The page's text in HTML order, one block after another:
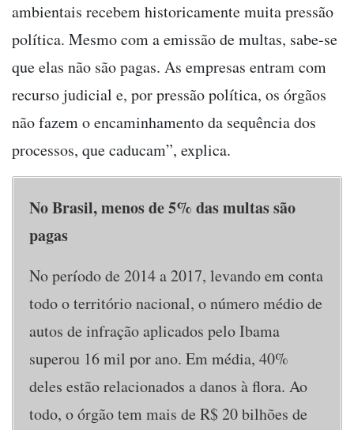
ambientais recebem historicamente muita pressão
política. Mesmo com a emissão de multas, sabe-se
que elas não são pagas. As empresas entram com
recurso judicial e, por pressão política, os órgãos
não fazem o encaminhamento da sequência dos
processos, que caducam”, explica.
No Brasil, menos de 5% das multas são
pagas
No período de 2014 a 2017, levando em conta
todo o território nacional, o número médio de
autos de infração aplicados pelo Ibama
superou 16 mil por ano. Em média, 40%
deles estão relacionados a danos à flora. Ao
todo, o órgão tem mais de R$ 20 bilhões de